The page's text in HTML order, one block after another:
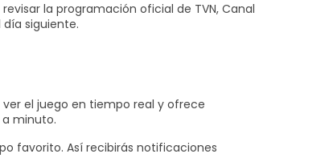
la programación oficial de TVN, Canal
siguiente.
el juego en tiempo real y ofrece
minuto.
favorito. Así recibirás notificaciones